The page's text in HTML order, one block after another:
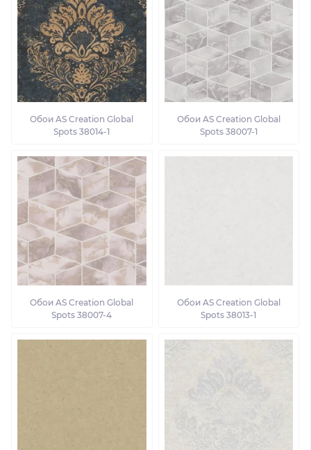
Обои AS Creation Global
Spots 38014-1
Обои AS Creation Global
Spots 38007-1
Обои AS Creation Global
Spots 38007-4
Обои AS Creation Global
Spots 38013-1